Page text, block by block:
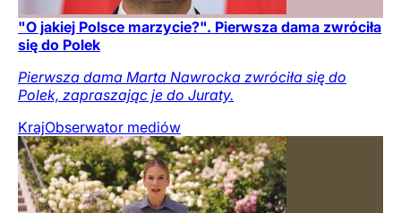
"O jakiej Polsce marzycie?". Pierwsza dama zwróciła
się do Polek
Pierwsza dama Marta Nawrocka zwróciła się do
Polek, zapraszając je do Juraty.
KrajObserwator mediów